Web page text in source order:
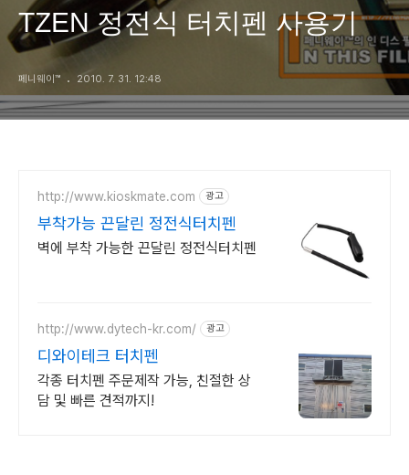
TZEN 정전식 터치펜 사용기
페니웨이™ 2010. 7. 31. 12:48
http://www.kioskmate.com 광고
부착가능 끈달린 정전식터치펜
벽에 부착 가능한 끈달린 정전식터치펜
http://www.dytech-kr.com/ 광고
디와이테크 터치펜
각종 터치펜 주문제작 가능, 친절한 상
담 및 빠른 견적까지!